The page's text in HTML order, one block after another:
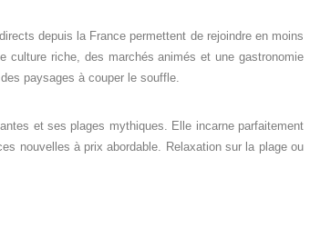
depuis la France permettent de rejoindre en moins
riche, des marchés animés et une gastronomie
paysages à couper le souffle.
et ses plages mythiques. Elle incarne parfaitement
nouvelles à prix abordable. Relaxation sur la plage ou